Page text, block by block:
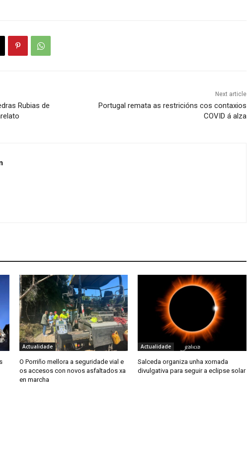
Rubias de
Next article
Portugal remata as restricións cos contaxios
COVID á alza
Actualidade
O Porriño mellora a seguridade vial e
os accesos con novos asfaltados xa
en marcha
Actualidade
Salceda organiza unha xornada
divulgativa para seguir a eclipse solar